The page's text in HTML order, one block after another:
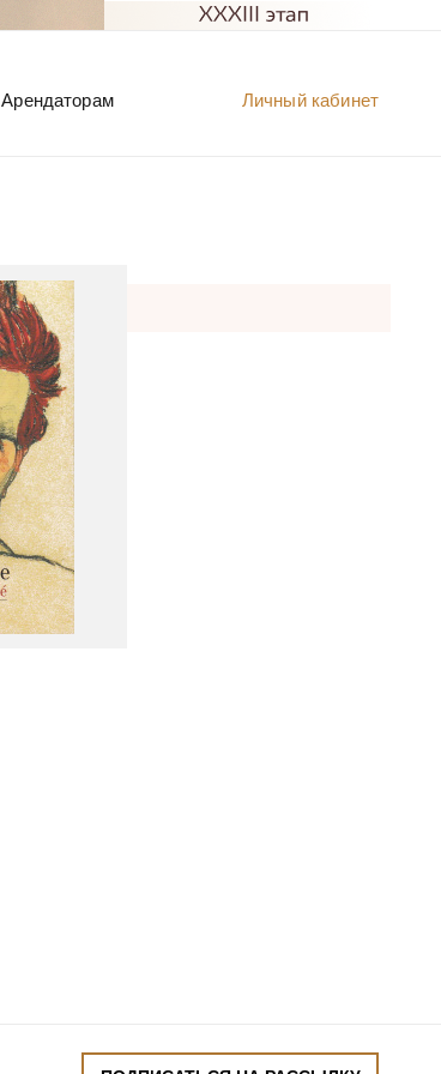
Личный кабинет
Арендаторам